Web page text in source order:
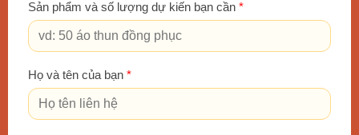
Sản phẩm và số lượng dự kiến bạn cần *
Họ và tên của bạn *